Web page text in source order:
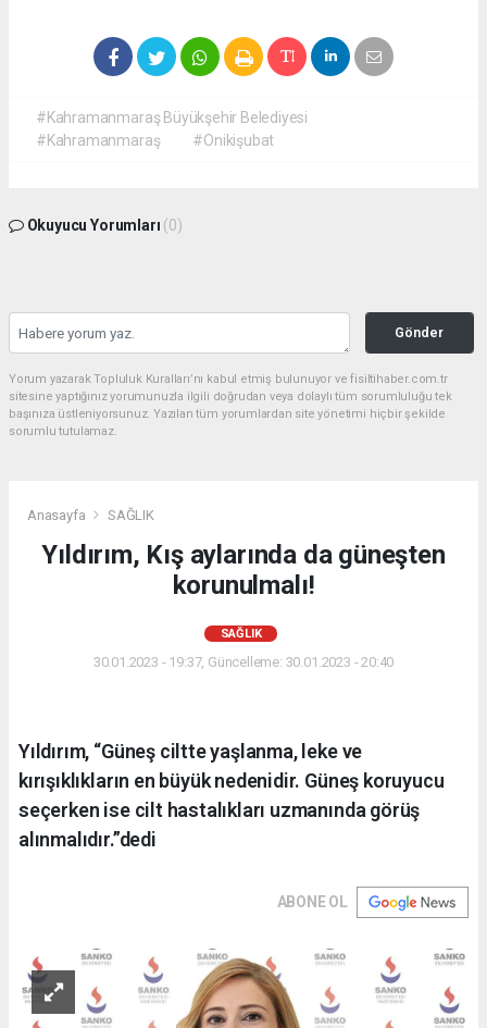
#Kahramanmaraş Büyükşehir Belediyesi
#Kahramanmaraş
#Onikişubat
Okuyucu Yorumları (0)
Gönder
Yorum yazarak Topluluk Kuralları’nı kabul etmiş bulunuyor ve fisiltihaber.com.tr
sitesine yaptığınız yorumunuzla ilgili doğrudan veya dolaylı tüm sorumluluğu tek
başınıza üstleniyorsunuz. Yazılan tüm yorumlardan site yönetimi hiçbir şekilde
sorumlu tutulamaz.
Anasayfa SAĞLIK
Yıldırım, Kış aylarında da güneşten
korunulmalı!
SAĞLIK
30.01.2023 - 19:37, Güncelleme: 30.01.2023 - 20:40
Yıldırım, “Güneş ciltte yaşlanma, leke ve
kırışıklıkların en büyük nedenidir. Güneş koruyucu
seçerken ise cilt hastalıkları uzmanında görüş
alınmalıdır.”dedi
ABONE OL